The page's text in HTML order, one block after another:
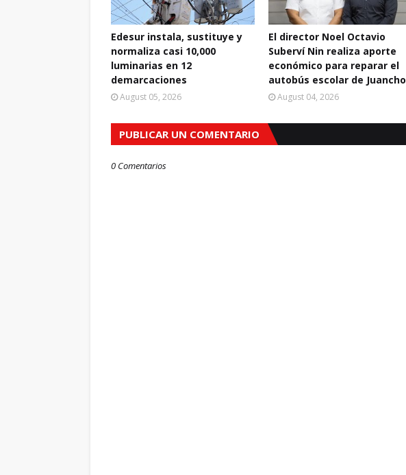
Edesur instala, sustituye y
normaliza casi 10,000
luminarias en 12
demarcaciones
August 05, 2026
El director Noel Octavio
Suberví Nin realiza aporte
económico para reparar el
autobús escolar de Juancho
August 04, 2026
PUBLICAR UN COMENTARIO
0 Comentarios